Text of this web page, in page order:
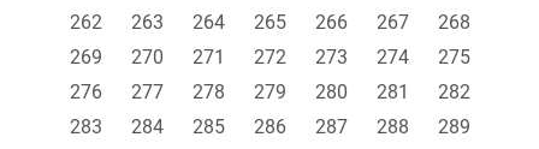
262
263 264 265 266 267
268
269
270 271 272 273 274
275
276
277 278 279 280 281
282
283
284 285 286 287 288
289